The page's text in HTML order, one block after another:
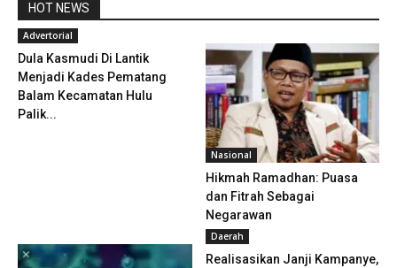
HOT NEWS
Advertorial
Dula Kasmudi Di Lantik
Menjadi Kades Pematang
Balam Kecamatan Hulu
Palik...
Nasional
Hikmah Ramadhan: Puasa
dan Fitrah Sebagai
Negarawan
Daerah
Realisasikan Janji Kampanye,